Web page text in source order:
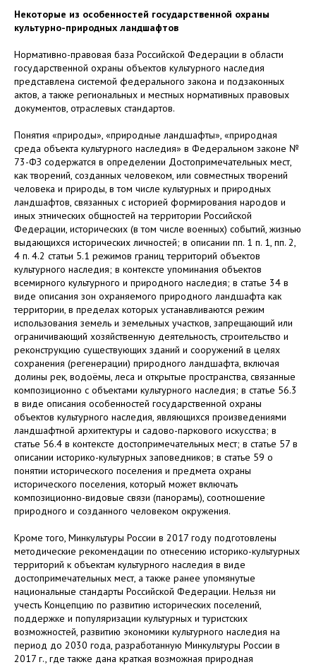
Некоторые из особенностей государственной охраны
культурно-природных ландшафтов
Нормативно-правовая база Российской Федерации в области
государственной охраны объектов культурного наследия
представлена системой федерального закона и подзаконных
актов, а также региональных и местных нормативных правовых
документов, отраслевых стандартов.
Понятия «природы», «природные ландшафты», «природная
среда объекта культурного наследия» в Федеральном законе №
73-ФЗ содержатся в определении Достопримечательных мест,
как творений, созданных человеком, или совместных творений
человека и природы, в том числе культурных и природных
ландшафтов, связанных с историей формирования народов и
иных этнических общностей на территории Российской
Федерации, исторических (в том числе военных) событий, жизнью
выдающихся исторических личностей; в описании пп. 1 п. 1, пп. 2,
4 п. 4.2 статьи 5.1 режимов границ территорий объектов
культурного наследия; в контексте упоминания объектов
всемирного культурного и природного наследия; в статье 34 в
виде описания зон охраняемого природного ландшафта как
территории, в пределах которых устанавливаются режим
использования земель и земельных участков, запрещающий или
ограничивающий хозяйственную деятельность, строительство и
реконструкцию существующих зданий и сооружений в целях
сохранения (регенерации) природного ландшафта, включая
долины рек, водоёмы, леса и открытые пространства, связанные
композиционно с объектами культурного наследия; в статье 56.3
в виде описания особенностей государственной охраны
объектов культурного наследия, являющихся произведениями
ландшафтной архитектуры и садово-паркового искусства; в
статье 56.4 в контексте достопримечательных мест; в статье 57 в
описании историко-культурных заповедников; в статье 59 о
понятии исторического поселения и предмета охраны
исторического поселения, который может включать
композиционно-видовые связи (панорамы), соотношение
природного и созданного человеком окружения.
Кроме того, Минкультуры России в 2017 году подготовлены
методические рекомендации по отнесению историко-культурных
территорий к объектам культурного наследия в виде
достопримечательных мест, а также ранее упомянутые
национальные стандарты Российской Федерации. Нельзя ни
учесть Концепцию по развитию исторических поселений,
поддержке и популяризации культурных и туристских
возможностей, развитию экономики культурного наследия на
период до 2030 года, разработанную Минкультуры России в
2017 г., где также дана краткая возможная природная